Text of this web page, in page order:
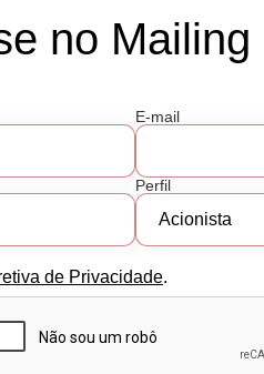
no Mailing
E-mail
Perfil
de Privacidade.